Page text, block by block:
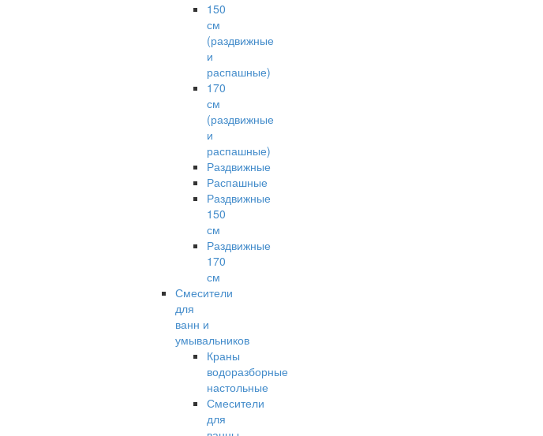
150
см
(раздвижные
и
распашные)
170
см
(раздвижные
и
распашные)
Раздвижные
Распашные
Раздвижные
150
см
Раздвижные
170
см
Смесители
для
ванн и
умывальников
Краны
водоразборные
настольные
Смесители
для